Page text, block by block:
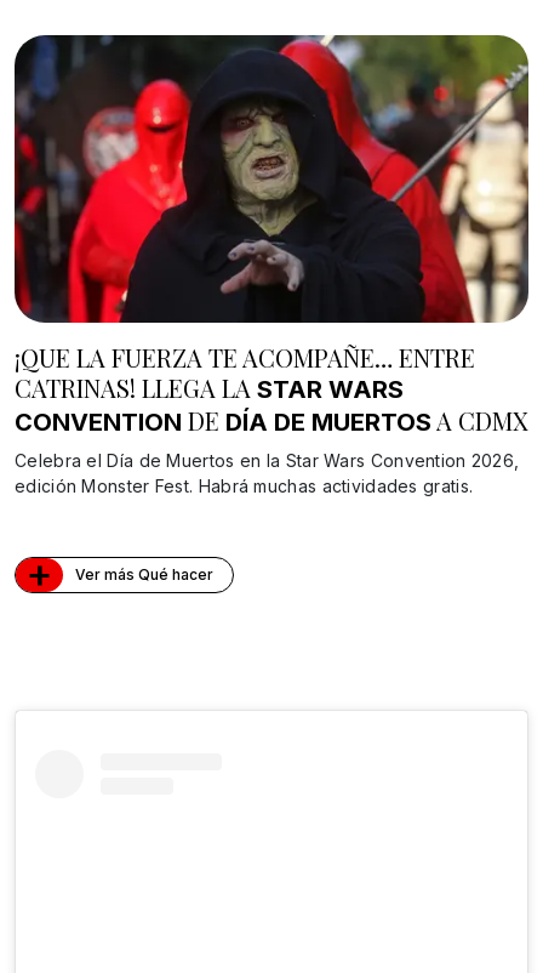
¡QUE LA FUERZA TE ACOMPAÑE… ENTRE
CATRINAS! LLEGA LA STAR WARS
CONVENTION DE DÍA DE MUERTOS A CDMX
Celebra el Día de Muertos en la Star Wars Convention 2026,
edición Monster Fest. Habrá muchas actividades gratis.
+ Ver más Qué hacer